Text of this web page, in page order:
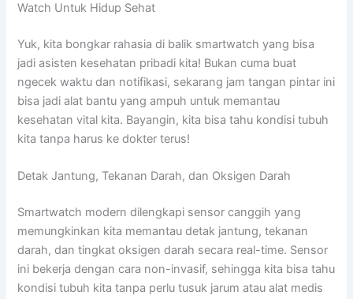
Watch Untuk Hidup Sehat
Yuk, kita bongkar rahasia di balik smartwatch yang bisa
jadi asisten kesehatan pribadi kita! Bukan cuma buat
ngecek waktu dan notifikasi, sekarang jam tangan pintar ini
bisa jadi alat bantu yang ampuh untuk memantau
kesehatan vital kita. Bayangin, kita bisa tahu kondisi tubuh
kita tanpa harus ke dokter terus!
Detak Jantung, Tekanan Darah, dan Oksigen Darah
Smartwatch modern dilengkapi sensor canggih yang
memungkinkan kita memantau detak jantung, tekanan
darah, dan tingkat oksigen darah secara real-time. Sensor
ini bekerja dengan cara non-invasif, sehingga kita bisa tahu
kondisi tubuh kita tanpa perlu tusuk jarum atau alat medis